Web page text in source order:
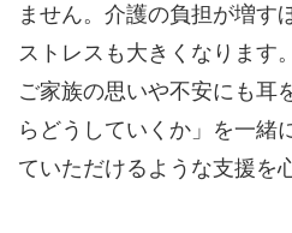
ません。介護の負担が増す
ストレスも大きくなります
ご家族の思いや不安にも耳
らどうしていくか」を一緒
ていただけるような支援を